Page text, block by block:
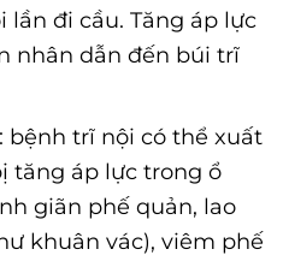
đi cầu. Tăng áp lực
nhân dẫn đến búi trĩ
bệnh trĩ nội có thể xuất
tăng áp lực trong ổ
giãn phế quản, lao
khuân vác), viêm phế